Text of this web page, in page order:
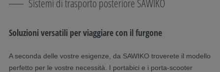
Soluzioni versatili per viaggiare con il furgone
A seconda delle vostre esigenze, da SAWIKO troverete il modello
perfetto per le vostre necessità. I portabici e i porta-scooter